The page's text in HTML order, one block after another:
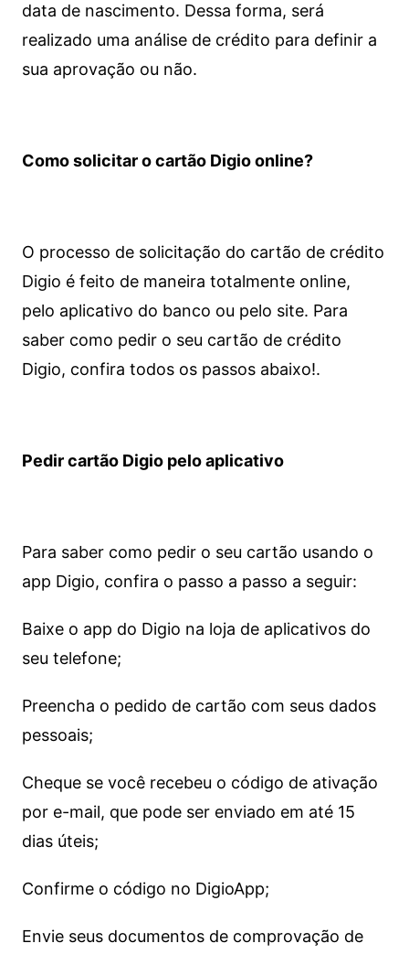
data de nascimento. Dessa forma, será
realizado uma análise de crédito para definir a
sua aprovação ou não.
Como solicitar o cartão Digio online?
O processo de solicitação do cartão de crédito
Digio é feito de maneira totalmente online,
pelo aplicativo do banco ou pelo site. Para
saber como pedir o seu cartão de crédito
Digio, confira todos os passos abaixo!.
Pedir cartão Digio pelo aplicativo
Para saber como pedir o seu cartão usando o
app Digio, confira o passo a passo a seguir:
Baixe o app do Digio na loja de aplicativos do
seu telefone;
Preencha o pedido de cartão com seus dados
pessoais;
Cheque se você recebeu o código de ativação
por e-mail, que pode ser enviado em até 15
dias úteis;
Confirme o código no DigioApp;
Envie seus documentos de comprovação de